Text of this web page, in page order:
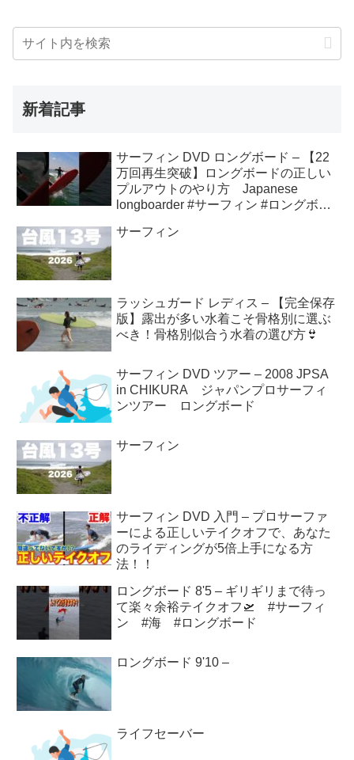
新着記事
サーフィン DVD ロングボード – 【22
万回再生突破】ロングボードの正しい
プルアウトのやり方 Japanese
longboarder #サーフィン #ロングボー
サーフィン
ラッシュガード レディス – 【完全保存
版】露出が多い水着こそ骨格別に選ぶ
べき！骨格別似合う水着の選び方👙
サーフィン DVD ツアー – 2008 JPSA
in CHIKURA ジャパンプロサーフィ
ンツアー ロングボード
サーフィン
サーフィン DVD 入門 – プロサーファ
ーによる正しいテイクオフで、あなた
のライディングが5倍上手になる方
法！！
ロングボード 8'5 – ギリギリまで待っ
て楽々余裕テイクオフ🛫 #サーフィ
ン #海 #ロングボード
ロングボード 9'10 –
ライフセーバー